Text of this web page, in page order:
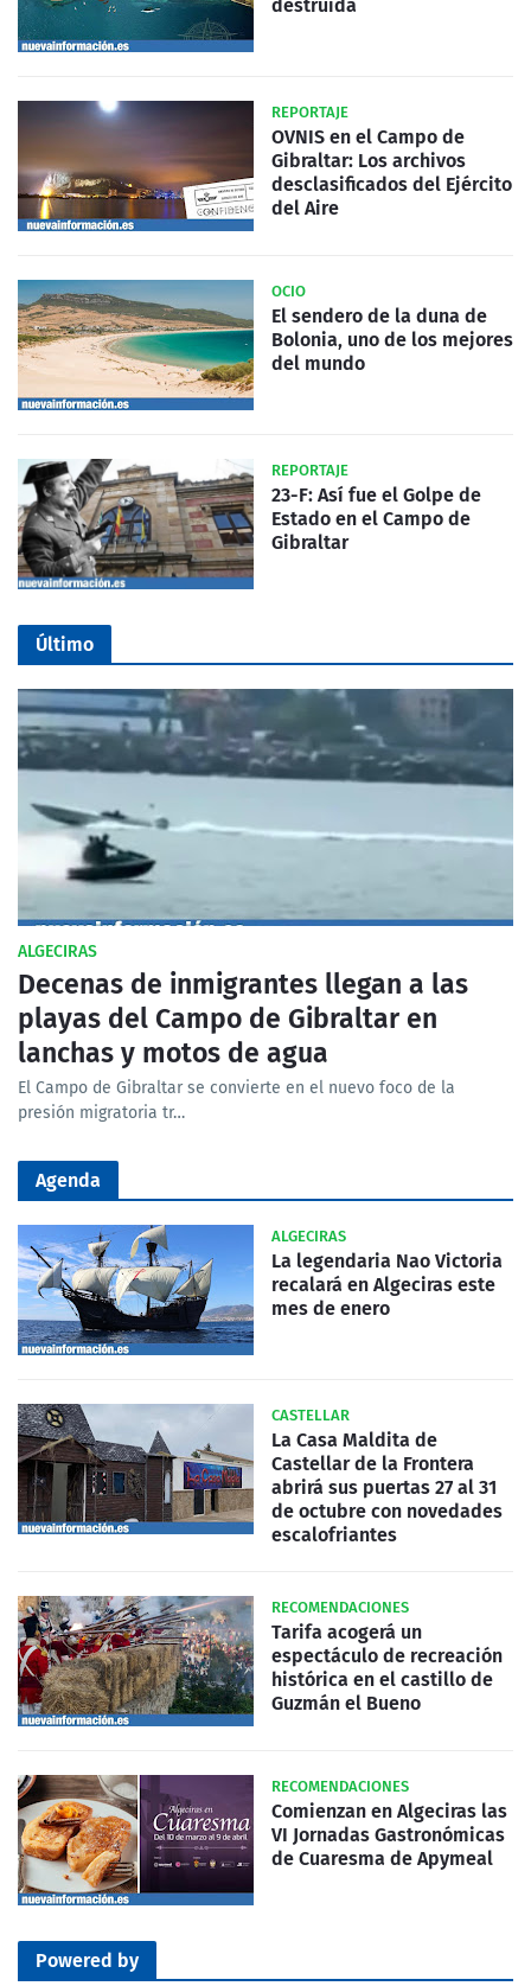
destruida
REPORTAJE
OVNIS en el Campo de
Gibraltar: Los archivos
desclasificados del Ejército
del Aire
OCIO
El sendero de la duna de
Bolonia, uno de los mejores
del mundo
REPORTAJE
23-F: Así fue el Golpe de
Estado en el Campo de
Gibraltar
Último
ALGECIRAS
Decenas de inmigrantes llegan a las
playas del Campo de Gibraltar en
lanchas y motos de agua
El Campo de Gibraltar se convierte en el nuevo foco de la
presión migratoria tr…
Agenda
ALGECIRAS
La legendaria Nao Victoria
recalará en Algeciras este
mes de enero
CASTELLAR
La Casa Maldita de
Castellar de la Frontera
abrirá sus puertas 27 al 31
de octubre con novedades
escalofriantes
RECOMENDACIONES
Tarifa acogerá un
espectáculo de recreación
histórica en el castillo de
Guzmán el Bueno
RECOMENDACIONES
Comienzan en Algeciras las
VI Jornadas Gastronómicas
de Cuaresma de Apymeal
Powered by